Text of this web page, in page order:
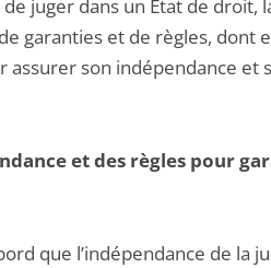
juger dans un État de droit,
garanties et de règles, dont
assurer son indépendance et
et des règles pour
que l’indépendance de la